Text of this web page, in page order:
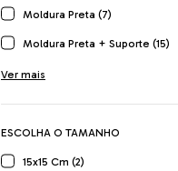
Moldura Preta (7)
Moldura Preta + Suporte (15)
Ver mais
ESCOLHA O TAMANHO
15x15 Cm (2)